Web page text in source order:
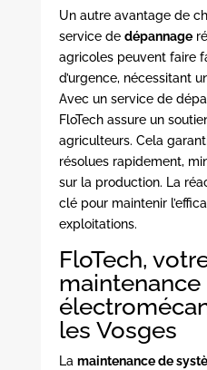
Un autre avantage de
service de dépannage
agricoles peuvent faire
d’urgence, nécessitant
Avec un service de
FloTech assure un
agriculteurs. Cela
résolues rapidement,
sur la production. La
clé pour maintenir
exploitations.
FloTech,
les Vosges
La maintenance de